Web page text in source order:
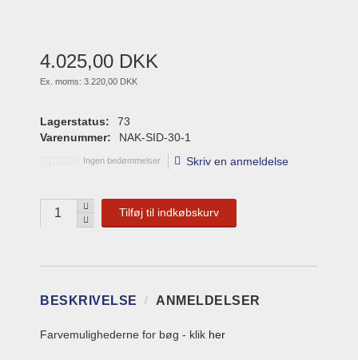
4.025,00 DKK
Ex. moms: 3.220,00 DKK
Lagerstatus:
73
Varenummer:
NAK-SID-30-1
Ingen bedømmelser Skriv en anmeldelse
Tilføj til indkøbskurv
BESKRIVELSE ANMELDELSER
Farvemulighederne for bøg - klik her